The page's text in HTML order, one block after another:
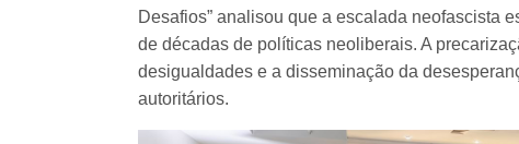
Desafios” analisou que a escalada neofascista
de décadas de políticas neoliberais. A
desigualdades e a disseminação da
autoritários.